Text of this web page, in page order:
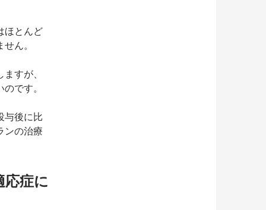
ほとんど
ん。
すが、
です。
与後に比
ンの治療
症に